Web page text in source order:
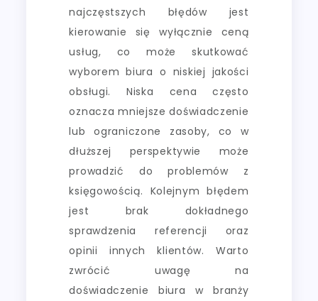
najczęstszych błędów jest
kierowanie się wyłącznie ceną
usług, co może skutkować
wyborem biura o niskiej jakości
obsługi. Niska cena często
oznacza mniejsze doświadczenie
lub ograniczone zasoby, co w
dłuższej perspektywie może
prowadzić do problemów z
księgowością. Kolejnym błędem
jest brak dokładnego
sprawdzenia referencji oraz
opinii innych klientów. Warto
zwrócić uwagę na
doświadczenie biura w branży